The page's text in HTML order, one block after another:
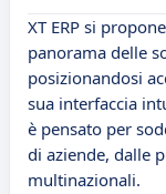
XT ERP si
panorama delle
posizionandosi
sua interfaccia
è pensato per
di aziende, dalle
multinazionali.